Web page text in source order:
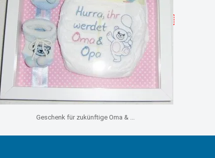
Geschenk für zukünftige Oma & ...